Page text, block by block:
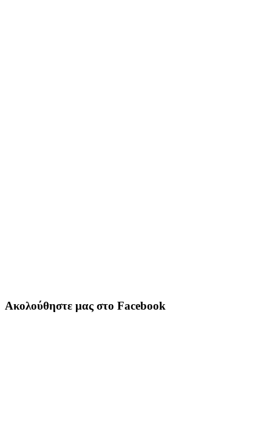
Ακολούθηστε μας στο Facebook